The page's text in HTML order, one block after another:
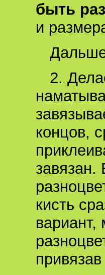
быть
и
2.
концов,
завязан.
кисть
вариант,